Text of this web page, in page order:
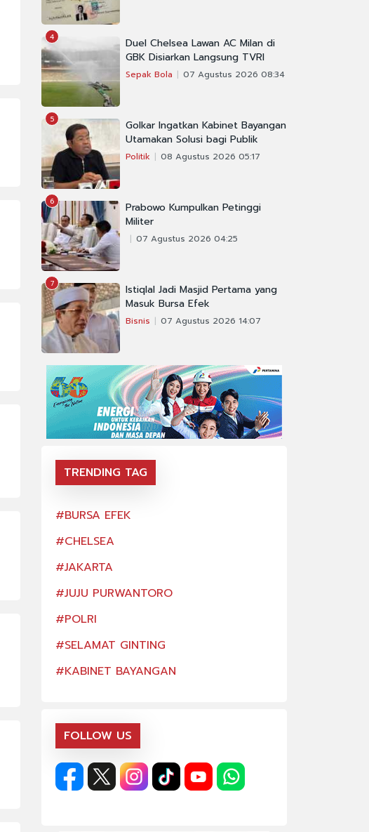
4
Duel Chelsea Lawan AC Milan di
GBK Disiarkan Langsung TVRI
Sepak Bola 07 Agustus 2026 08:34
5
Golkar Ingatkan Kabinet Bayangan
Utamakan Solusi bagi Publik
Politik 08 Agustus 2026 05:17
6
Prabowo Kumpulkan Petinggi
Militer
07 Agustus 2026 04:25
7
Istiqlal Jadi Masjid Pertama yang
Masuk Bursa Efek
Bisnis 07 Agustus 2026 14:07
TRENDING TAG
#BURSA EFEK
#CHELSEA
#JAKARTA
#JUJU PURWANTORO
#POLRI
#SELAMAT GINTING
#KABINET BAYANGAN
FOLLOW US